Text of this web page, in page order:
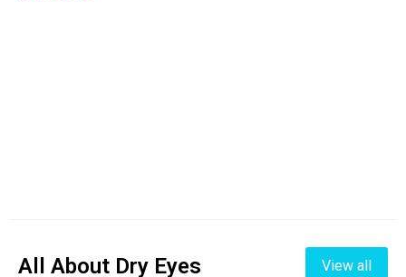
All About Dry Eyes View all